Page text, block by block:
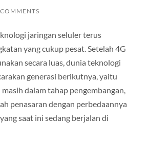
jaringan seluler terus
yang cukup pesat. Setelah 4G
secara luas, dunia teknologi
generasi berikutnya, yaitu
dalam tahap pengembangan,
penasaran dengan perbedaannya
saat ini sedang berjalan di